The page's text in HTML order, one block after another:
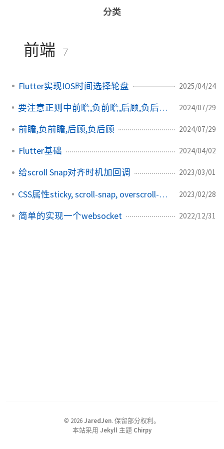
分类
前端 7
Flutter实现IOS时间选择轮盘 2025/04/24
要注意正则中前瞻,负前瞻,后顾,负后顾的兼容性问题 2024/07/29
前瞻,负前瞻,后顾,负后顾 2024/07/29
Flutter基础 2024/04/02
给scroll Snap对齐时机加回调 2023/03/01
CSS属性sticky, scroll-snap, overscroll-behavior 2023/02/28
简单的实现一个websocket 2022/12/31
© 2026JaredJen. 保留部分权利。
本站采用 Jekyll 主题 Chirpy